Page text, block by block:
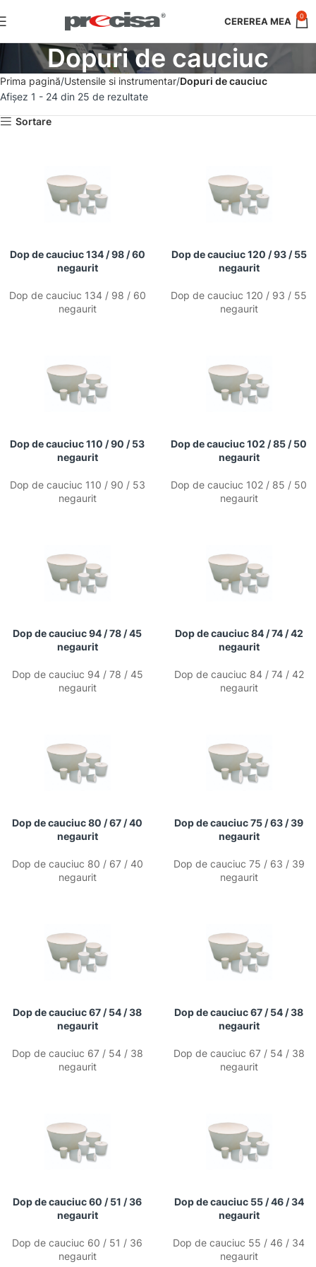
0
Dopuri de cauciuc
Prima pagină Ustensile si instrumentar Dopuri de cauciuc
Afișez 1 - 24 din 25 de rezultate
Sortare
Dop de cauciuc 134 / 98 / 60
negaurit
Dop de cauciuc 134 / 98 / 60
negaurit
Dop de cauciuc 120 / 93 / 55
negaurit
Dop de cauciuc 120 / 93 / 55
negaurit
Dop de cauciuc 110 / 90 / 53
negaurit
Dop de cauciuc 110 / 90 / 53
negaurit
Dop de cauciuc 102 / 85 / 50
negaurit
Dop de cauciuc 102 / 85 / 50
negaurit
Dop de cauciuc 94 / 78 / 45
negaurit
Dop de cauciuc 94 / 78 / 45
negaurit
Dop de cauciuc 84 / 74 / 42
negaurit
Dop de cauciuc 84 / 74 / 42
negaurit
Dop de cauciuc 80 / 67 / 40
negaurit
Dop de cauciuc 80 / 67 / 40
negaurit
Dop de cauciuc 75 / 63 / 39
negaurit
Dop de cauciuc 75 / 63 / 39
negaurit
Dop de cauciuc 67 / 54 / 38
negaurit
Dop de cauciuc 67 / 54 / 38
negaurit
Dop de cauciuc 67 / 54 / 38
negaurit
Dop de cauciuc 67 / 54 / 38
negaurit
Dop de cauciuc 60 / 51 / 36
negaurit
Dop de cauciuc 60 / 51 / 36
negaurit
Dop de cauciuc 55 / 46 / 34
negaurit
Dop de cauciuc 55 / 46 / 34
negaurit